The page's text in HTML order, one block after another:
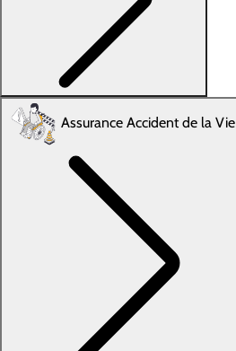
Assurance Accident de la Vie